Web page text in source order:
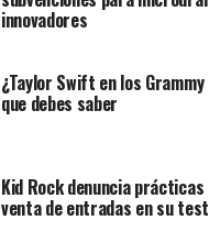
innovadores
¿Taylor Swift en los
que debes saber
Kid Rock denuncia
venta de entradas en su